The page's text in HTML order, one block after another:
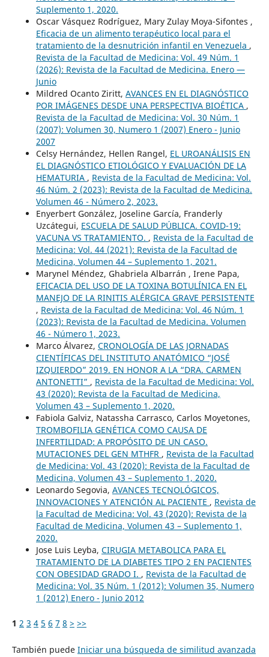
Suplemento 1, 2020.
Oscar Vásquez Rodríguez, Mary Zulay Moya-Sifontes ,
Eficacia de un alimento terapéutico local para el
tratamiento de la desnutrición infantil en Venezuela ,
Revista de la Facultad de Medicina: Vol. 49 Núm. 1
(2026): Revista de la Facultad de Medicina. Enero —
Junio
Mildred Ocanto Ziritt, AVANCES EN EL DIAGNÓSTICO
POR IMÁGENES DESDE UNA PERSPECTIVA BIOÉTICA ,
Revista de la Facultad de Medicina: Vol. 30 Núm. 1
(2007): Volumen 30, Numero 1 (2007) Enero - Junio
2007
Celsy Hernández, Hellen Rangel, EL UROANÁLISIS EN
EL DIAGNÓSTICO ETIOLÓGICO Y EVALUACIÓN DE LA
HEMATURIA , Revista de la Facultad de Medicina: Vol.
46 Núm. 2 (2023): Revista de la Facultad de Medicina.
Volumen 46 - Número 2, 2023.
Enyerbert González, Joseline García, Franderly
Uzcátegui, ESCUELA DE SALUD PÚBLICA. COVID-19:
VACUNA VS TRATAMIENTO. , Revista de la Facultad de
Medicina: Vol. 44 (2021): Revista de la Facultad de
Medicina, Volumen 44 – Suplemento 1, 2021.
Marynel Méndez, Ghabriela Albarrán , Irene Papa,
EFICACIA DEL USO DE LA TOXINA BOTULÍNICA EN EL
MANEJO DE LA RINITIS ALÉRGICA GRAVE PERSISTENTE
, Revista de la Facultad de Medicina: Vol. 46 Núm. 1
(2023): Revista de la Facultad de Medicina. Volumen
46 - Número 1, 2023.
Marco Álvarez, CRONOLOGÍA DE LAS JORNADAS
CIENTÍFICAS DEL INSTITUTO ANATÓMICO “JOSÉ
IZQUIERDO” 2019. EN HONOR A LA “DRA. CARMEN
ANTONETTI” , Revista de la Facultad de Medicina: Vol.
43 (2020): Revista de la Facultad de Medicina,
Volumen 43 – Suplemento 1, 2020.
Fabiola Galviz, Natassha Carrasco, Carlos Moyetones,
TROMBOFILIA GENÉTICA COMO CAUSA DE
INFERTILIDAD: A PROPÓSITO DE UN CASO.
MUTACIONES DEL GEN MTHFR , Revista de la Facultad
de Medicina: Vol. 43 (2020): Revista de la Facultad de
Medicina, Volumen 43 – Suplemento 1, 2020.
Leonardo Segovia, AVANCES TECNOLÓGICOS,
INNOVACIONES Y ATENCIÓN AL PACIENTE , Revista de
la Facultad de Medicina: Vol. 43 (2020): Revista de la
Facultad de Medicina, Volumen 43 – Suplemento 1,
2020.
Jose Luis Leyba, CIRUGIA METABOLICA PARA EL
TRATAMIENTO DE LA DIABETES TIPO 2 EN PACIENTES
CON OBESIDAD GRADO I. , Revista de la Facultad de
Medicina: Vol. 35 Núm. 1 (2012): Volumen 35, Numero
1 (2012) Enero - Junio 2012
1 2 3 4 5 6 7 8 > >>
También puede Iniciar una búsqueda de similitud avanzada